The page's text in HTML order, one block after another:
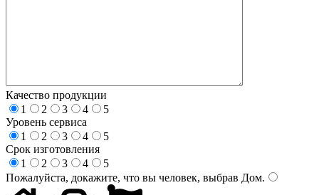
Качество продукции
1
2 3 4
5
Уровень сервиса
1
2 3 4
5
Срок изготовления
1
2 3 4
5
Пожалуйста, докажите, что вы человек, выбрав Дом.